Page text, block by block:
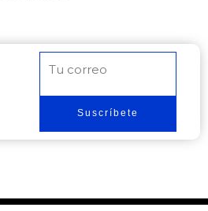
electrónico
Suscríbete